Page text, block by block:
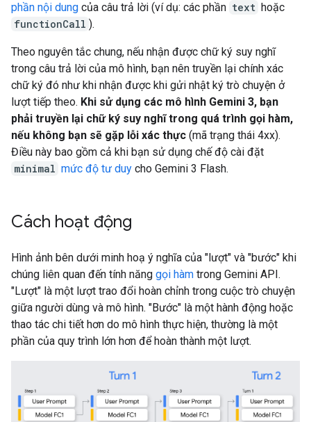
phần nội dung của câu trả lời (ví dụ: các phần text hoặc
functionCall ).
Theo nguyên tắc chung, nếu nhận được chữ ký suy nghĩ
trong câu trả lời của mô hình, bạn nên truyền lại chính xác
chữ ký đó như khi nhận được khi gửi nhật ký trò chuyện ở
lượt tiếp theo. Khi sử dụng các mô hình Gemini 3, bạn
phải truyền lại chữ ký suy nghĩ trong quá trình gọi hàm,
nếu không bạn sẽ gặp lỗi xác thực (mã trạng thái 4xx).
Điều này bao gồm cả khi bạn sử dụng chế độ cài đặt
minimal mức độ tư duy cho Gemini 3 Flash.
Cách hoạt động
Hình ảnh bên dưới minh hoạ ý nghĩa của "lượt" và "bước" khi
chúng liên quan đến tính năng gọi hàm trong Gemini API.
"Lượt" là một lượt trao đổi hoàn chỉnh trong cuộc trò chuyện
giữa người dùng và mô hình. "Bước" là một hành động hoặc
thao tác chi tiết hơn do mô hình thực hiện, thường là một
phần của quy trình lớn hơn để hoàn thành một lượt.